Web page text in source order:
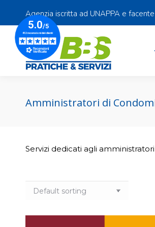
Agenzia iscritta ad UNAPPA e
Amministratori di
Servizi dedicati agli